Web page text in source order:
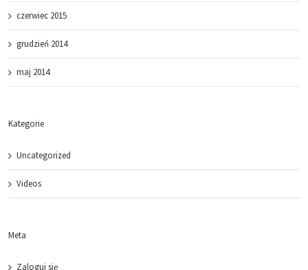
czerwiec 2015
grudzień 2014
maj 2014
Kategorie
Uncategorized
Videos
Meta
Zaloguj się